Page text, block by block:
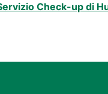
Check-up di